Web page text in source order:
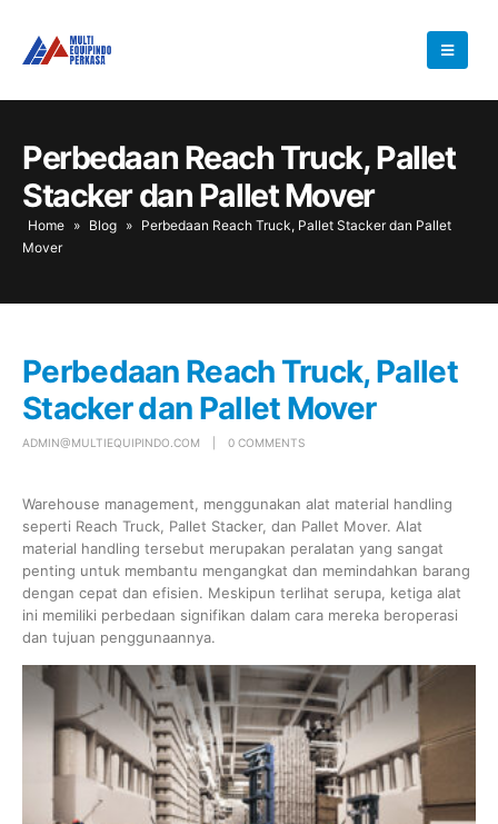
Perbedaan Reach Truck, Pallet
Stacker dan Pallet Mover
Home » Blog » Perbedaan Reach Truck, Pallet Stacker dan Pallet
Mover
Perbedaan Reach Truck, Pallet
Stacker dan Pallet Mover
ADMIN@MULTIEQUIPINDO.COM 0 COMMENTS
Warehouse management, menggunakan alat material handling
seperti Reach Truck, Pallet Stacker, dan Pallet Mover. Alat
material handling tersebut merupakan peralatan yang sangat
penting untuk membantu mengangkat dan memindahkan barang
dengan cepat dan efisien. Meskipun terlihat serupa, ketiga alat
ini memiliki perbedaan signifikan dalam cara mereka beroperasi
dan tujuan penggunaannya.